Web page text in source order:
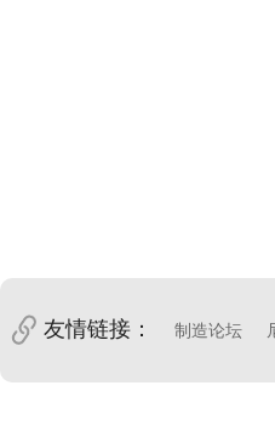
友情链接： 制造论坛